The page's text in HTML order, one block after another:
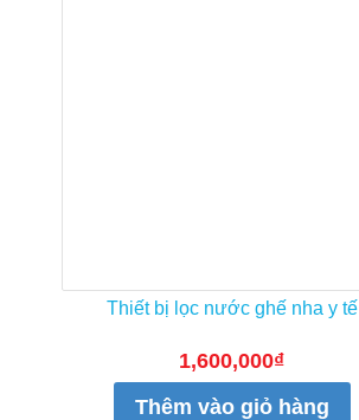
Thiết bị lọc nước ghế nha y tế
1,600,000₫
Thêm vào giỏ hàng